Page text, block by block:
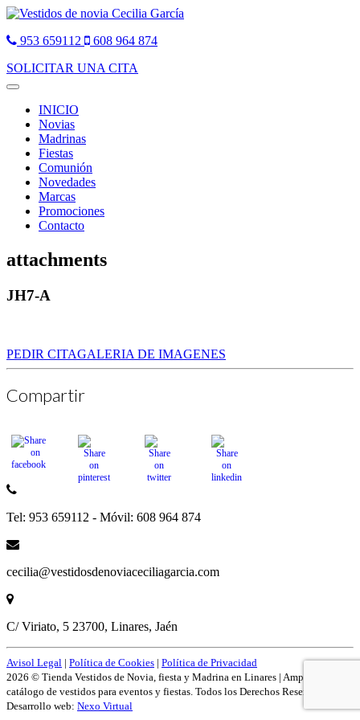
953 659112
608 964 874
SOLICITAR UNA CITA
Toggle
navigationINICIO
Novias
Madrinas
Fiestas
Comunión
Novedades
Marcas
Promociones
Contacto
attachments
JH7-A
PEDIR CITAGALERIA DE IMAGENES
Compartir
Tel: 953 659112 - Móvil: 608 964 874
cecilia@vestidosdenoviaceciliagarcia.com
C/ Viriato, 5 23700, Linares, Jaén
Avisol Legal | Política de Cookies | Política de Privacidad
2026 © Tienda Vestidos de Novia, fiesta y Madrina en Linares | Amplío
catálogo de vestidos para eventos y fiestas. Todos los Derechos Reservados.
Desarrollo web: Nexo Virtual